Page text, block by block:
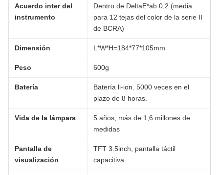
Acuerdo inter del
instrumento
Dentro de DeltaE*ab 0,2 (media
para 12 tejas del color de la serie II
de BCRA)
Dimensión L*W*H=184*77*105mm
Peso 600g
Batería
Batería li-ion. 5000 veces en el
plazo de 8 horas.
Vida de la lámpara
5 años, más de 1,6 millones de
medidas
Pantalla de
visualización
TFT 3.5inch, pantalla táctil
capacitiva